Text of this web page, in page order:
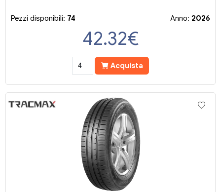
Pezzi disponibili: 74 Anno: 2026
42.32€
Acquista